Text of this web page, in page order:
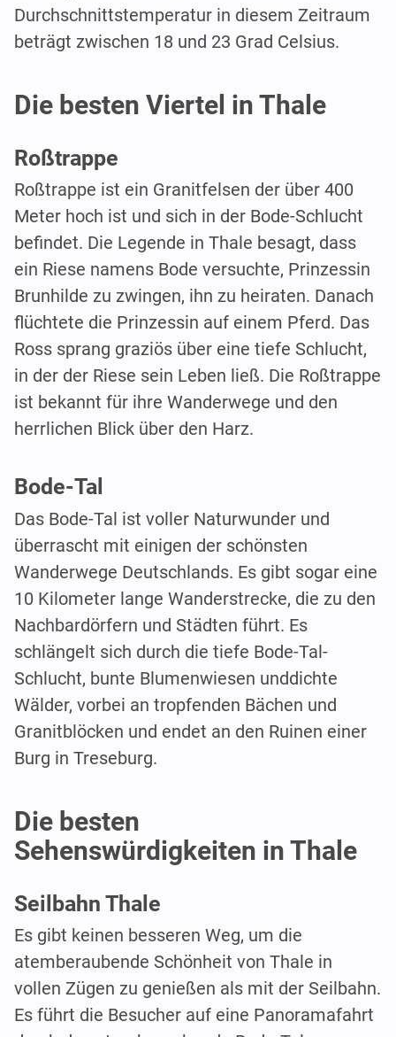
Durchschnittstemperatur in diesem Zeitraum
beträgt zwischen 18 und 23 Grad Celsius.
Die besten Viertel in Thale
Roßtrappe
Roßtrappe ist ein Granitfelsen der über 400
Meter hoch ist und sich in der Bode-Schlucht
befindet. Die Legende in Thale besagt, dass
ein Riese namens Bode versuchte, Prinzessin
Brunhilde zu zwingen, ihn zu heiraten. Danach
flüchtete die Prinzessin auf einem Pferd. Das
Ross sprang graziös über eine tiefe Schlucht,
in der der Riese sein Leben ließ. Die Roßtrappe
ist bekannt für ihre Wanderwege und den
herrlichen Blick über den Harz.
Bode-Tal
Das Bode-Tal ist voller Naturwunder und
überrascht mit einigen der schönsten
Wanderwege Deutschlands. Es gibt sogar eine
10 Kilometer lange Wanderstrecke, die zu den
Nachbardörfern und Städten führt. Es
schlängelt sich durch die tiefe Bode-Tal-
Schlucht, bunte Blumenwiesen unddichte
Wälder, vorbei an tropfenden Bächen und
Granitblöcken und endet an den Ruinen einer
Burg in Treseburg.
Die besten
Sehenswürdigkeiten in Thale
Seilbahn Thale
Es gibt keinen besseren Weg, um die
atemberaubende Schönheit von Thale in
vollen Zügen zu genießen als mit der Seilbahn.
Es führt die Besucher auf eine Panoramafahrt